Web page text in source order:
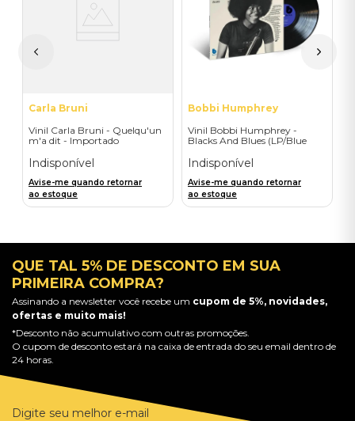
Carla Bruni
Vinil Carla Bruni - Quelqu'un
m'a dit - Importado
Indisponível
Avise-me quando retornar
ao estoque
Bobbi Humphrey
Vinil Bobbi Humphrey -
Blacks And Blues (LP/Blue
Importado
Indisponível
Avise-me quando retornar
ao estoque
QUE TAL 5% DE DESCONTO EM SUA
PRIMEIRA COMPRA?
Assinando a newsletter você recebe um cupom de 5%, novidades,
ofertas e muito mais!
*Desconto não acumulativo com outras promoções.
O cupom de desconto estará na caixa de entrada do seu email dentro de
24 horas.
Digite seu melhor e-mail